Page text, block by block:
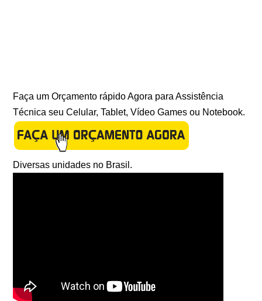
Faça um Orçamento rápido Agora para Assistência
Técnica seu Celular, Tablet, Vídeo Games ou Notebook.
Diversas unidades no Brasil.